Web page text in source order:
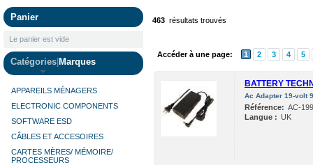
Panier
Le panier est vide
Catégories Marques
APPAREILS MÉNAGERS
ELECTRONIC COMPONENTS
SOFTWARE ESD
CÂBLES ET ACCESOIRES
CARTES MÈRES/ MÉMOIRE/
PROCESSEURS
463 résultats trouvés
Accéder à une page: 1 2 3 4 5
BATTERY
Ac Adapter 19-volt
Référence: AC-
Langue : UK